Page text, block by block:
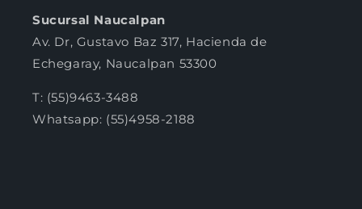
Sucursal Naucalpan
Av. Dr, Gustavo Baz 317, Hacienda de
Echegaray, Naucalpan 53300
T: (55)9463-3488
Whatsapp: (55)4958-2188